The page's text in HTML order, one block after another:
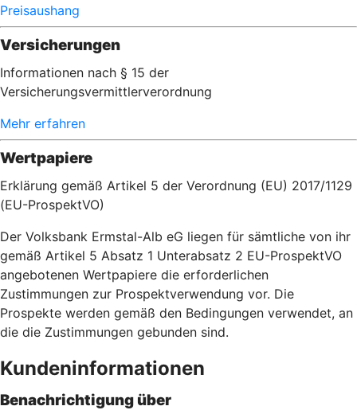
Preisaushang
Versicherungen
Informationen nach § 15 der
Versicherungsvermittlerverordnung
Mehr erfahren
Wertpapiere
Erklärung gemäß Artikel 5 der Verordnung (EU) 2017/1129
(EU-ProspektVO)
Der Volksbank Ermstal-Alb eG liegen für sämtliche von ihr
gemäß Artikel 5 Absatz 1 Unterabsatz 2 EU-ProspektVO
angebotenen Wertpapiere die erforderlichen
Zustimmungen zur Prospektverwendung vor. Die
Prospekte werden gemäß den Bedingungen verwendet, an
die die Zustimmungen gebunden sind.
Kundeninformationen
Benachrichtigung über